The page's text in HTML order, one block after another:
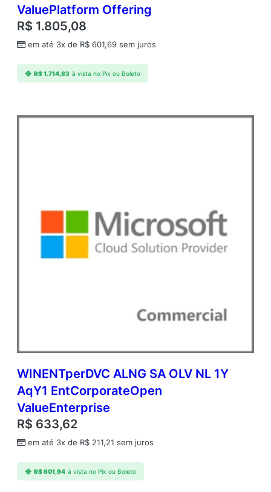
ValuePlatform Offering
R$ 1.805,08
em até 3x de R$ 601,69 sem juros
R$1.714,83 à vista no Pix ou Boleto
WINENTperDVC ALNG SA OLV NL 1Y
AqY1 EntCorporateOpen
ValueEnterprise
R$ 633,62
em até 3x de R$ 211,21 sem juros
R$601,94 à vista no Pix ou Boleto